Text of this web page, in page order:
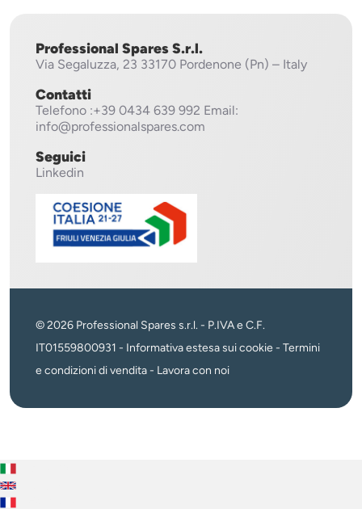
Professional Spares S.r.l.
Via Segaluzza, 23 33170 Pordenone (Pn) – Italy
Contatti
Telefono :+39 0434 639 992 Email:
info@professionalspares.com
Seguici
Linkedin
© 2026 Professional Spares s.r.l. - P.IVA e C.F.
IT01559800931 - Informativa estesa sui cookie - Termini
e condizioni di vendita- Lavora con noi